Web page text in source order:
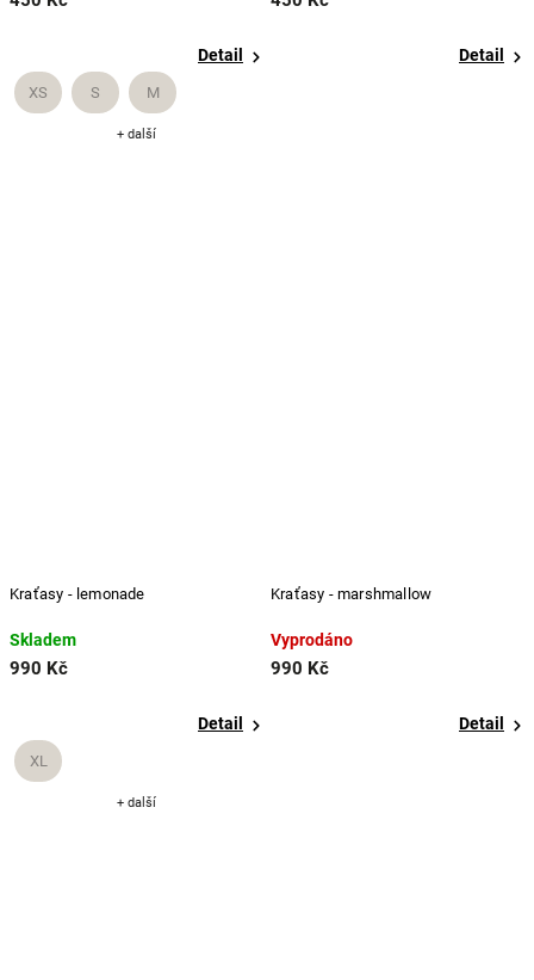
Detail
XS S M
+ další
Detail
Kraťasy - lemonade
Skladem
990 Kč
Detail
XL
+ další
Kraťasy - marshmallow
Vyprodáno
990 Kč
Detail